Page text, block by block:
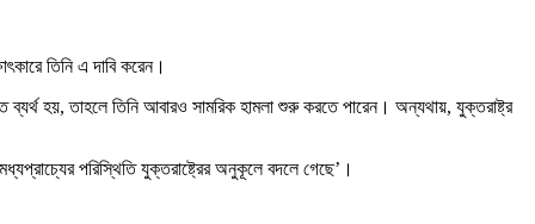
তিনি এ দাবি করেন।
ব্যর্থ হয়, তাহলে তিনি আবারও সামরিক হামলা শুরু করতে পারেন। অন্যথায়, যুক্তরাষ্ট্র
পরিস্থিতি যুক্তরাষ্ট্রের অনুকূলে বদলে গেছে’।